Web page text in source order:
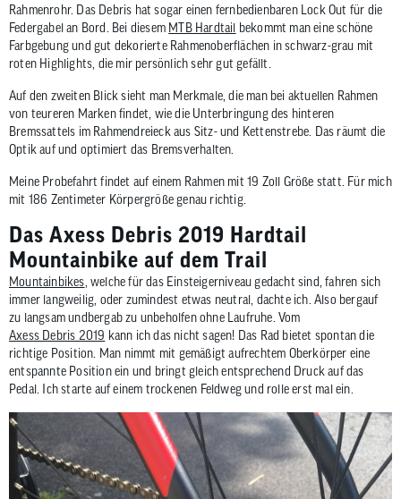
Rahmenrohr. Das Debris hat sogar einen fernbedienbaren Lock Out für die
Federgabel an Bord. Bei diesem MTB Hardtail bekommt man eine schöne
Farbgebung und gut dekorierte Rahmenoberflächen in schwarz-grau mit
roten Highlights, die mir persönlich sehr gut gefällt.
Auf den zweiten Blick sieht man Merkmale, die man bei aktuellen Rahmen
von teureren Marken findet, wie die Unterbringung des hinteren
Bremssattels im Rahmendreieck aus Sitz- und Kettenstrebe. Das räumt die
Optik auf und optimiert das Bremsverhalten.
Meine Probefahrt findet auf einem Rahmen mit 19 Zoll Größe statt. Für mich
mit 186 Zentimeter Körpergröße genau richtig.
Das Axess Debris 2019 Hardtail
Mountainbike auf dem Trail
Mountainbikes , welche für das Einsteigerniveau gedacht sind, fahren sich
immer langweilig, oder zumindest etwas neutral, dachte ich. Also bergauf
zu langsam undbergab zu unbeholfen ohne Laufruhe. Vom
Axess Debris 2019 kann ich das nicht sagen! Das Rad bietet spontan die
richtige Position. Man nimmt mit gemäßigt aufrechtem Oberkörper eine
entspannte Position ein und bringt gleich entsprechend Druck auf das
Pedal. Ich starte auf einem trockenen Feldweg und rolle erst mal ein.